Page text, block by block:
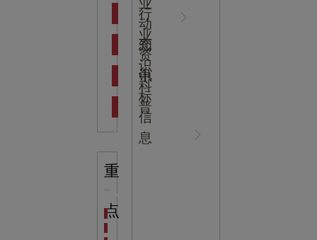
吉
心
NEWS
业
动
态
行
业
资
讯
知
识
科
普
中
标
信
息
重
点海洋馆设计建设方案：展示内容和互动体验设计